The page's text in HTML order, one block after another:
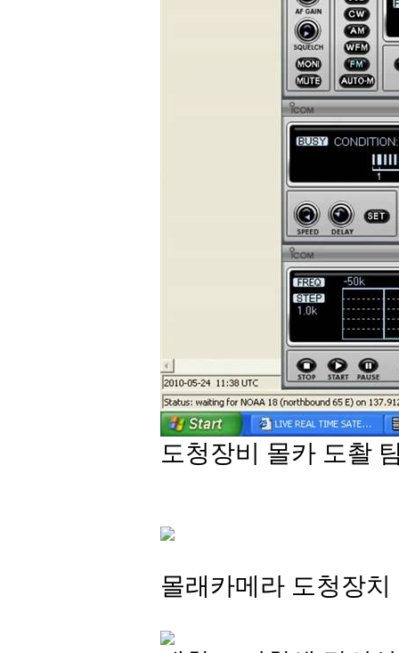
도청장비 몰카 도촬
몰래카메라 도청장